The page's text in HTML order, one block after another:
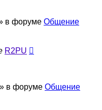
в форуме Общение
R2PU
» в форуме Общение